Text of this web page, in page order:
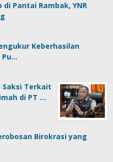
Pantai Rambak, YNR
Keberhasilan
Pu…
Saksi Terkait
di PT …
Birokrasi yang